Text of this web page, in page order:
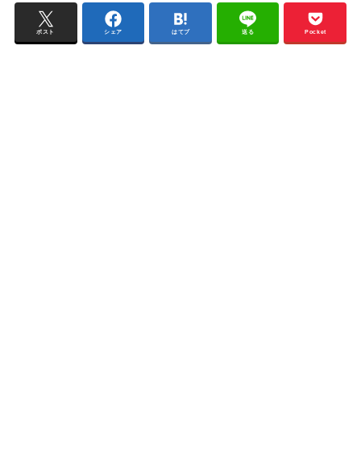
ポスト シェア はてブ 送る Pocket